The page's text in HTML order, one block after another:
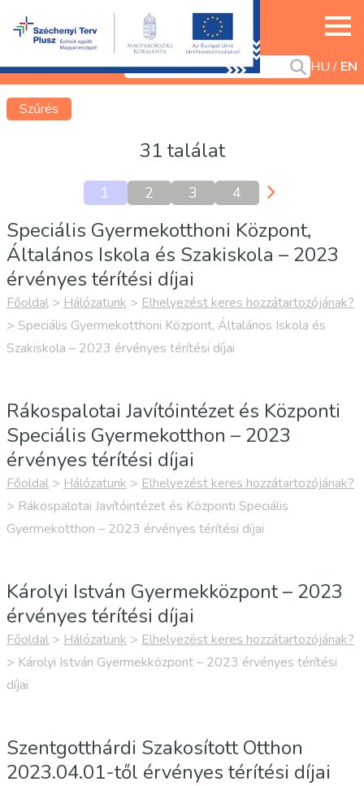
HU EN
Szűrés
31 találat
1 2 3 4
Speciális Gyermekotthoni Központ,
Általános Iskola és Szakiskola – 2023
érvényes térítési díjai
Főoldal > Hálózatunk > Elhelyezést keres hozzátartozójának?
> Speciális Gyermekotthoni Központ, Általános Iskola és
Szakiskola – 2023 érvényes térítési díjai
Rákospalotai Javítóintézet és Központi
Speciális Gyermekotthon – 2023
érvényes térítési díjai
Főoldal > Hálózatunk > Elhelyezést keres hozzátartozójának?
> Rákospalotai Javítóintézet és Központi Speciális
Gyermekotthon – 2023 érvényes térítési díjai
Károlyi István Gyermekközpont – 2023
érvényes térítési díjai
Főoldal > Hálózatunk > Elhelyezést keres hozzátartozójának?
> Károlyi István Gyermekközpont – 2023 érvényes térítési
díjai
Szentgotthárdi Szakosított Otthon
2023.04.01-től érvényes térítési díjai